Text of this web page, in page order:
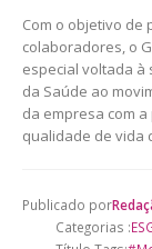
Com o objetivo de
colaboradores, o
especial voltada à
da Saúde ao
da empresa com
qualidade de vida
Publicado por
Categorias :